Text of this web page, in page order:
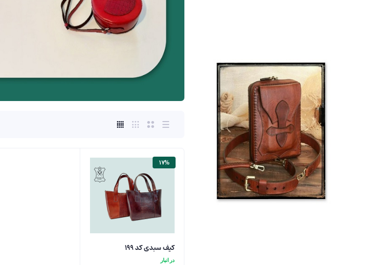
۱۷%
کیف سبدی کد ۱۹۹
در انبار